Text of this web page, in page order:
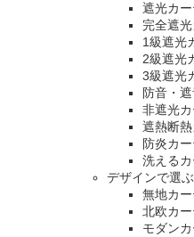
遮光カ
完全遮
1級遮光
2級遮光
3級遮光
防音・
非遮光
遮熱断
防炎カ
洗える
デザインで選ぶ
無地カ
北欧カ
モダン